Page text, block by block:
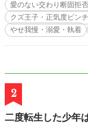
愛のない交わり断固拒
クズ王子・正気度ピン
やせ我慢・溺愛・執着
2
二度転生した少年